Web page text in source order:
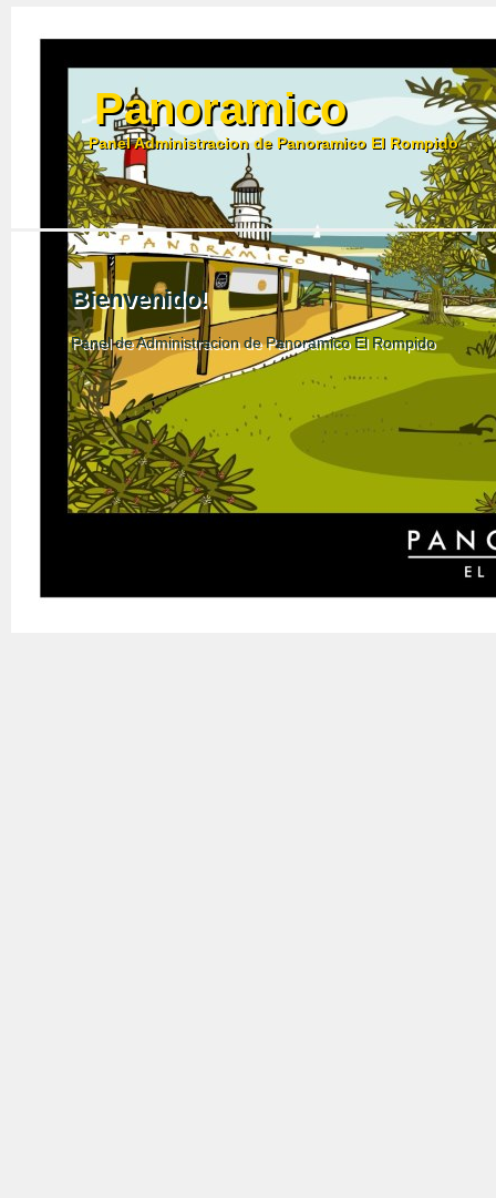
Panoramico
Panel Administracion de Panoramico El Rompido
Bienvenido!
Panel de Administracion de Panoramico El Rompido